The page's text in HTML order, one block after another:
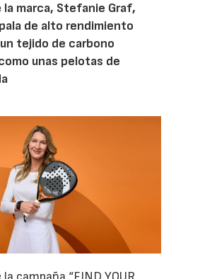
la marca, Stefanie Graf,
de alto rendimiento
tejido de carbono
unas pelotas de